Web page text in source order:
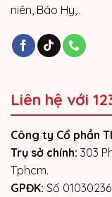
niên, Báo Hy,..
Liên hệ với
Công ty Cổ phần
Trụ sở chính: 303
Tphcm.
GPĐK: Số